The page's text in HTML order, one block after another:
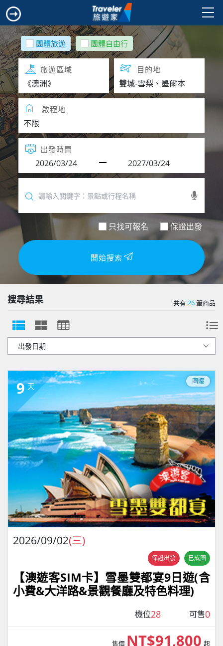
團體旅遊 團體自由行
旅遊區域 目的地
啟程地
出發時間
只找可報名 保證出發
開始搜索
搜尋結果 共有26筆商品
9 天
團體
2026/09/02(三)
保證出發 已成團
【澳遊客SIM卡】雪墨雙都宴9日遊(含
小費&大洋路&景觀餐廳及特色料理)
機位28 可售0
售價 NT$91,800 起